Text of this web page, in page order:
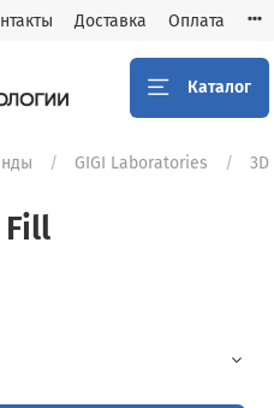
Доставка Оплата
Каталог
GIGI Laboratories
Fill